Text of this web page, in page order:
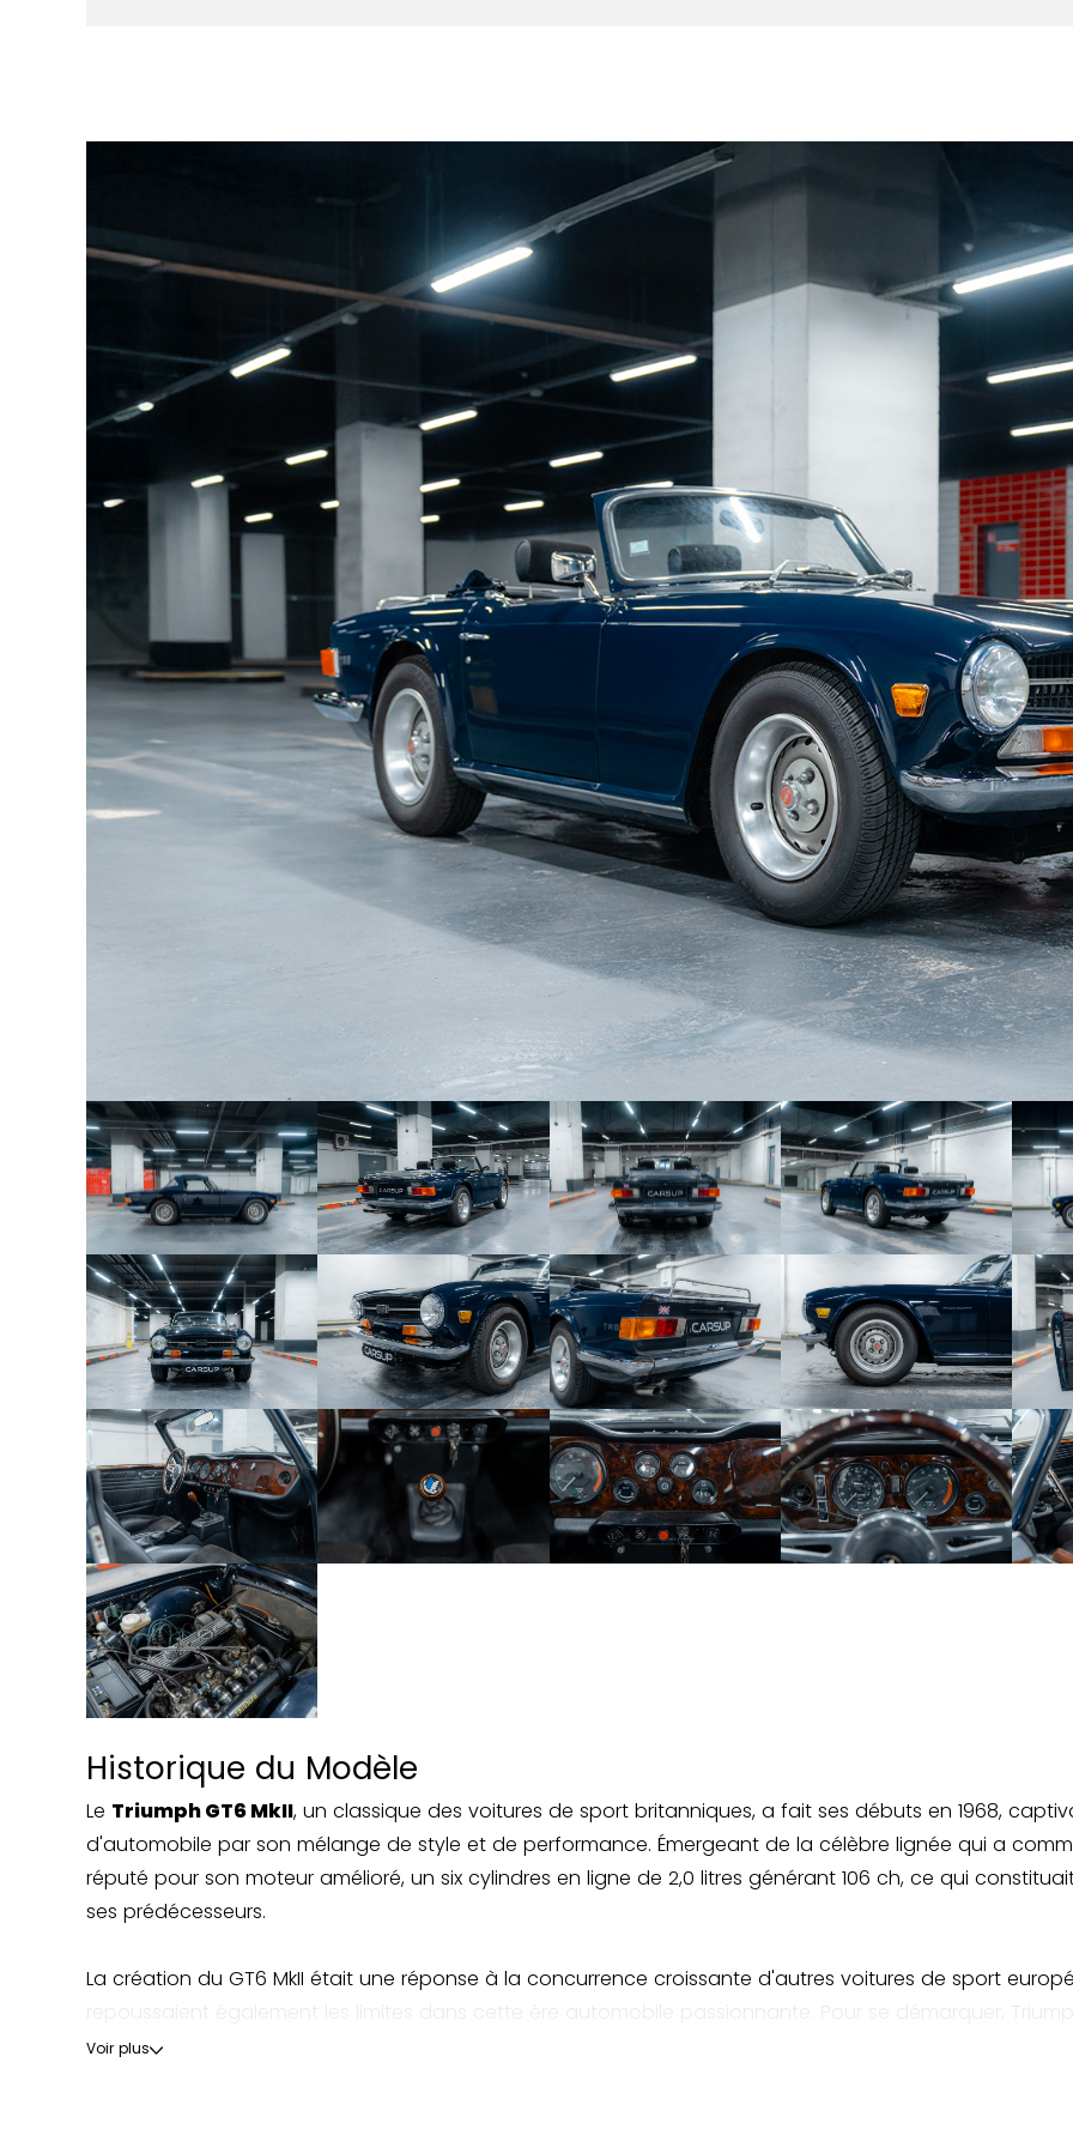
2023 : remplacement du système de freinage avant, distributeur/doseur d’injection, pompe de
gavage, bougies, flector de direction, joints, support moteur, calorstat, commande de chauffage,
batterie, ainsi que d’autres éléments périphériques.
Dépose/repose BVM, système injection neuf, circuit de freinage performance neuf, radiateur neuf,
réféction complète du faisceau électrique
On notera plus de 22 000 € de factures sur les 10 dernières années. Les consommables affichent
20 % d’usure. Aucun frais n’est à prévoir.
Quelques modifications mineures sont présentes : volant en bois et ceintures remplacées. Cet
dispose de nombreuses factures, du certificat de situation administrative et du contrôle technique.
Historique du Modèle
Le Triumph GT6 MkII, un classique des voitures de sport britanniques, a fait ses débuts en 1968,
d'automobile par son mélange de style et de performance. Émergeant de la célèbre lignée qui a
réputé pour son moteur amélioré, un six cylindres en ligne de 2,0 litres générant 106 ch, ce qui
ses prédécesseurs.
La création du GT6 MkII était une réponse à la concurrence croissante d'autres voitures de sport
performances et de la maniabilité. Le système de suspension du MkII a été amélioré pour offrir une
Voir plus